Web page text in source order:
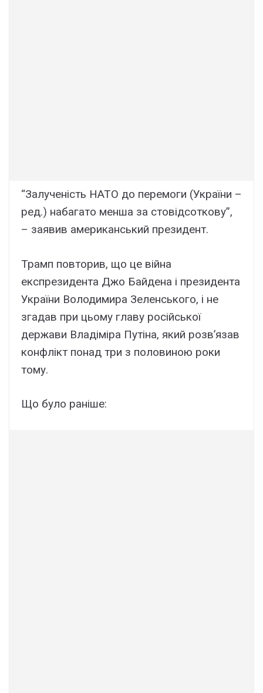
“Залученість НАТО до перемоги (України –
ред.) набагато менша за стовідсоткову”,
– заявив американський президент.
Трамп повторив, що це війна
експрезидента Джо Байдена і президента
України Володимира Зеленського, і не
згадав при цьому главу російської
держави Владіміра Путіна, який розв’язав
конфлікт понад три з половиною роки
тому.
Що було раніше: